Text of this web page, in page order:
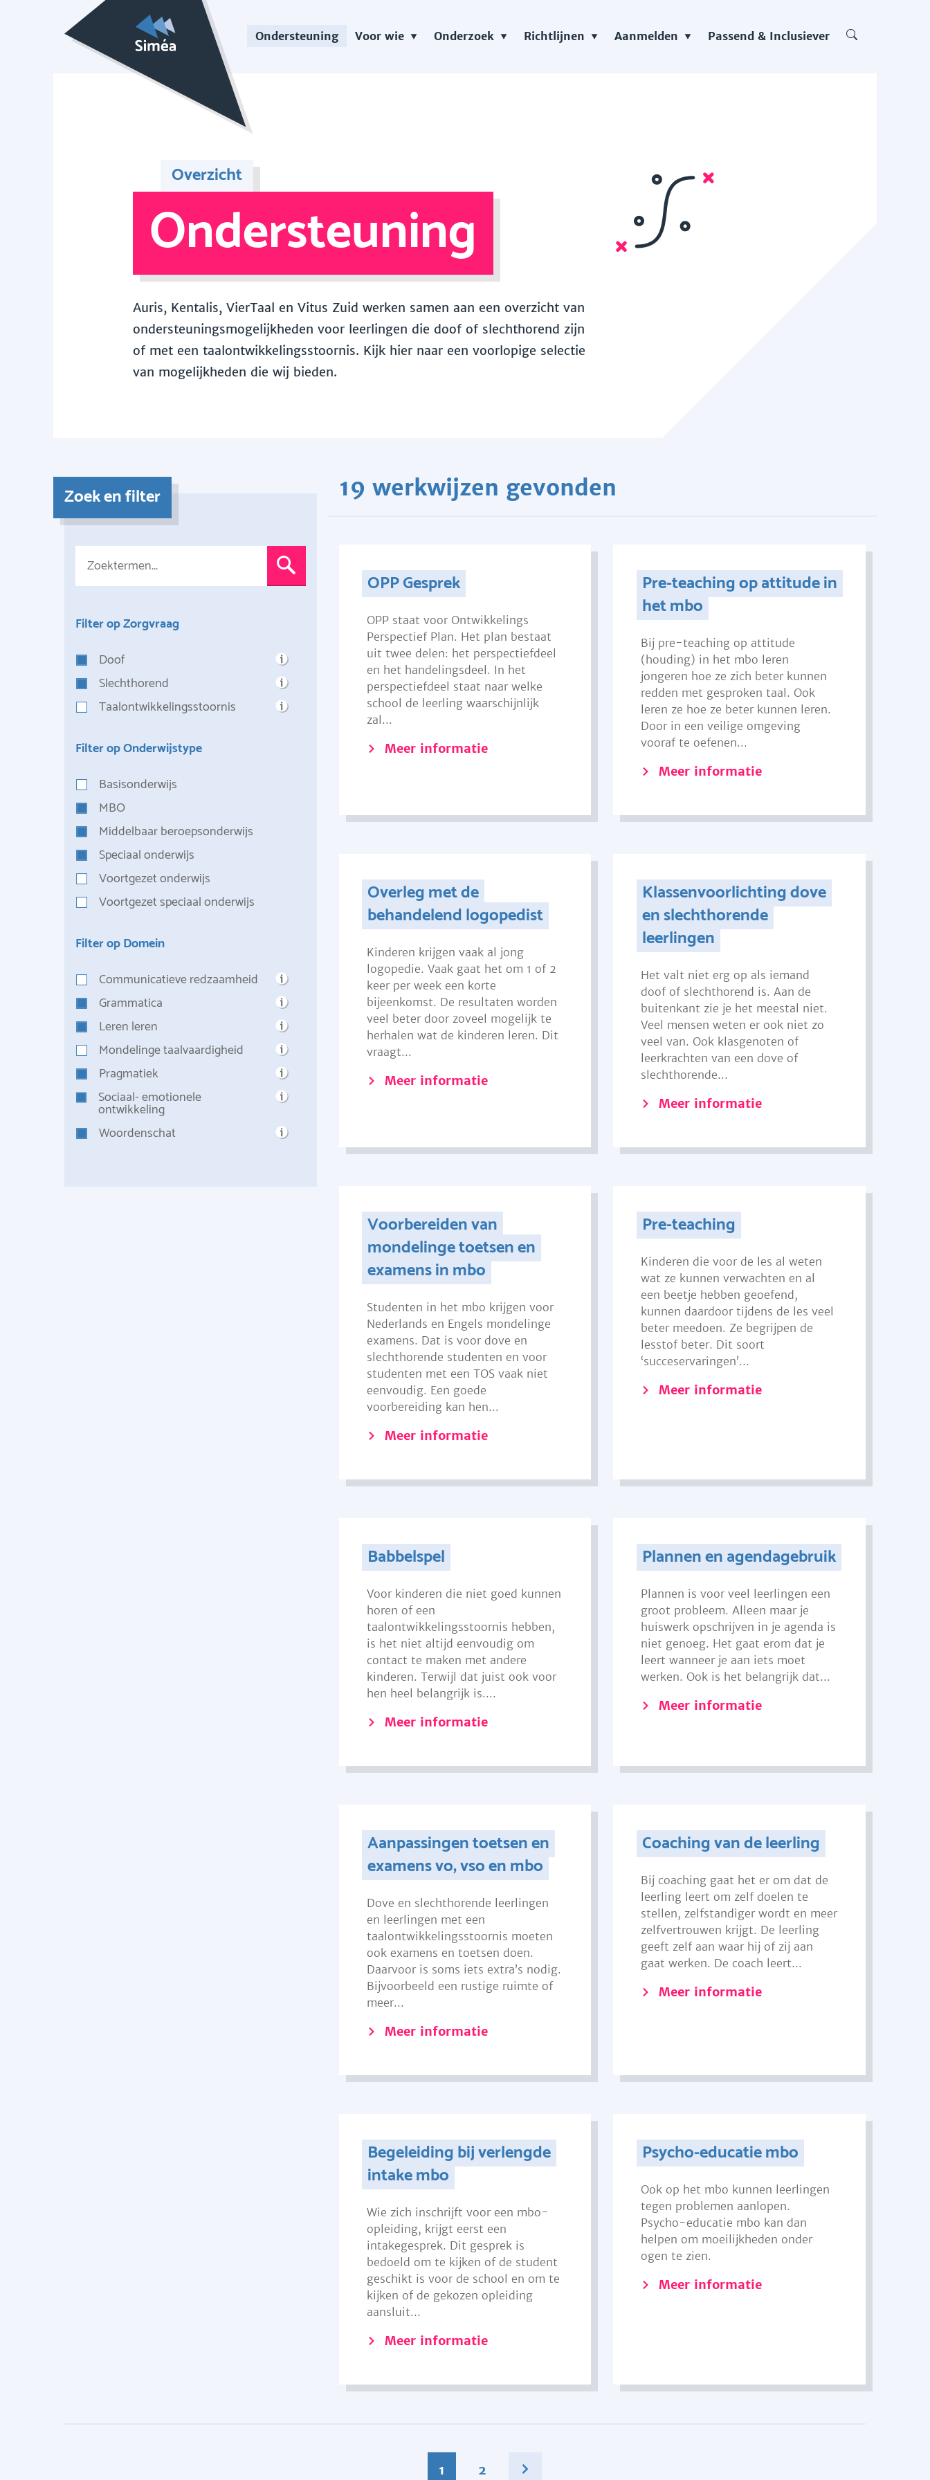
Ondersteuning Voor wie Onderzoek Richtlijnen Aanmelden Passend & Inclusiever
Overzicht
Ondersteuning
Auris, Kentalis, VierTaal en Vitus Zuid werken samen aan een overzicht van
ondersteuningsmogelijkheden voor leerlingen die doof of slechthorend zijn
of met een taalontwikkelingsstoornis. Kijk hier naar een voorlopige selectie
van mogelijkheden die wij bieden.
Zoek en filter
Filter op Zorgvraag
Doof
Slechthorend
Taalontwikkelingsstoornis
Filter op Onderwijstype
Basisonderwijs
MBO
Middelbaar beroepsonderwijs
Speciaal onderwijs
Voortgezet onderwijs
Voortgezet speciaal onderwijs
Filter op Domein
Communicatieve redzaamheid
Grammatica
Leren leren
Mondelinge taalvaardigheid
Pragmatiek
Sociaal- emotionele
ontwikkeling
Woordenschat
19 werkwijzen gevonden
OPP Gesprek
OPP staat voor Ontwikkelings
Perspectief Plan. Het plan bestaat
uit twee delen: het perspectiefdeel
en het handelingsdeel. In het
perspectiefdeel staat naar welke
school de leerling waarschijnlijk
zal...
Meer informatie
Pre-teaching op attitude in
het mbo
Bij pre-teaching op attitude
(houding) in het mbo leren
jongeren hoe ze zich beter kunnen
redden met gesproken taal. Ook
leren ze hoe ze beter kunnen leren.
Door in een veilige omgeving
vooraf te oefenen...
Meer informatie
Overleg met de
behandelend logopedist
Kinderen krijgen vaak al jong
logopedie. Vaak gaat het om 1 of 2
keer per week een korte
bijeenkomst. De resultaten worden
veel beter door zoveel mogelijk te
herhalen wat de kinderen leren. Dit
vraagt...
Meer informatie
Klassenvoorlichting dove
en slechthorende
leerlingen
Het valt niet erg op als iemand
doof of slechthorend is. Aan de
buitenkant zie je het meestal niet.
Veel mensen weten er ook niet zo
veel van. Ook klasgenoten of
leerkrachten van een dove of
slechthorende...
Meer informatie
Voorbereiden van
mondelinge toetsen en
examens in mbo
Studenten in het mbo krijgen voor
Nederlands en Engels mondelinge
examens. Dat is voor dove en
slechthorende studenten en voor
studenten met een TOS vaak niet
eenvoudig. Een goede
voorbereiding kan hen...
Meer informatie
Pre-teaching
Kinderen die voor de les al weten
wat ze kunnen verwachten en al
een beetje hebben geoefend,
kunnen daardoor tijdens de les veel
beter meedoen. Ze begrijpen de
lesstof beter. Dit soort
‘succeservaringen’...
Meer informatie
Babbelspel
Voor kinderen die niet goed kunnen
horen of een
taalontwikkelingsstoornis hebben,
is het niet altijd eenvoudig om
contact te maken met andere
kinderen. Terwijl dat juist ook voor
hen heel belangrijk is....
Meer informatie
Plannen en agendagebruik
Plannen is voor veel leerlingen een
groot probleem. Alleen maar je
huiswerk opschrijven in je agenda is
niet genoeg. Het gaat erom dat je
leert wanneer je aan iets moet
werken. Ook is het belangrijk dat...
Meer informatie
Aanpassingen toetsen en
examens vo, vso en mbo
Dove en slechthorende leerlingen
en leerlingen met een
taalontwikkelingsstoornis moeten
ook examens en toetsen doen.
Daarvoor is soms iets extra’s nodig.
Bijvoorbeeld een rustige ruimte of
meer...
Meer informatie
Coaching van de leerling
Bij coaching gaat het er om dat de
leerling leert om zelf doelen te
stellen, zelfstandiger wordt en meer
zelfvertrouwen krijgt. De leerling
geeft zelf aan waar hij of zij aan
gaat werken. De coach leert...
Meer informatie
Begeleiding bij verlengde
intake mbo
Wie zich inschrijft voor een mbo-
opleiding, krijgt eerst een
intakegesprek. Dit gesprek is
bedoeld om te kijken of de student
geschikt is voor de school en om te
kijken of de gekozen opleiding
aansluit...
Meer informatie
Psycho-educatie mbo
Ook op het mbo kunnen leerlingen
tegen problemen aanlopen.
Psycho-educatie mbo kan dan
helpen om moeilijkheden onder
ogen te zien.
Meer informatie
1 2